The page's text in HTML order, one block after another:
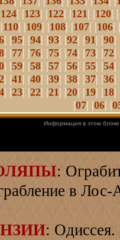
124| |123| |122| |121| |120| |
110| |109| |108| |107| |106|
| |95| |94| |93| |92| |91| |90|
| |77| |76| |75| |74| |73| |72|
| |59| |58||57| |56| |55| |54|
| |41| |40| |39| |38| |37| |36|
| |23| |22| |21| |20| |19| |18|
|07| |06| |
Информация в этом
:
в Лос-
: